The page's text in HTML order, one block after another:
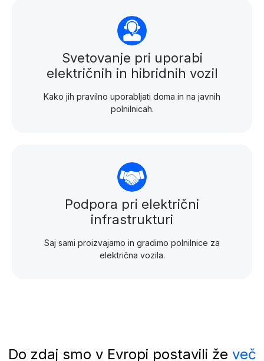
Svetovanje pri uporabi
električnih in hibridnih vozil
Kako jih pravilno uporabljati doma in na javnih
polnilnicah.
Podpora pri električni
infrastrukturi
Saj sami proizvajamo in gradimo polnilnice za
električna vozila.
Do zdaj smo v Evropi postavili že več